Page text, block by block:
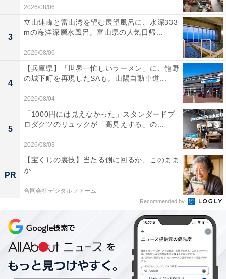
※料金は公式Webサイト参考価格
※プラン・部屋により価格は変動します
チェックイン：【タワー館】14:00／【AQUA
SQUARE】15:00
SQUARE】10:00
※プランにより時間が異なる可能性があります
あわせて読みたい
【静岡県の人気ホテル】「熱海温泉 熱海後楽
2026/08/06
3
立山連峰と富山湾を望む展望風呂に、水深333
mの海洋深層水風呂。富山県の人気日帰...
2026/08/06
4
【兵庫県】「世界一忙しいラーメン」に、龍野
の城下町を再現したSAも。山陽自動車道...
2026/08/04
5
「1000円には見えなかった」スタンダードプ
ロダクツのリュックが「高見えする」の...
2026/08/03
PR
【宝くじの裏技】当たる側に回るか、このまま
か
合同会社デジタルファーム
Recommended by